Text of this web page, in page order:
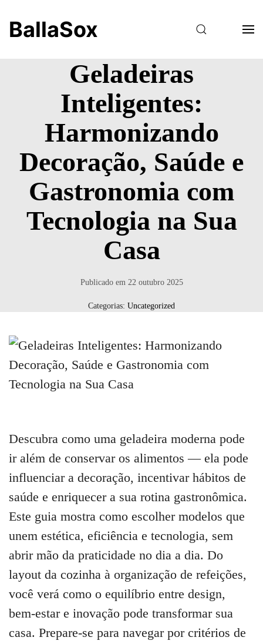
BallaSox
Geladeiras
Inteligentes:
Harmonizando
Decoração, Saúde e
Gastronomia com
Tecnologia na Sua
Casa
Publicado em 22 outubro 2025
Categorias: Uncategorized
Descubra como uma geladeira moderna pode
ir além de conservar os alimentos — ela pode
influenciar a decoração, incentivar hábitos de
saúde e enriquecer a sua rotina gastronômica.
Este guia mostra como escolher modelos que
unem estética, eficiência e tecnologia, sem
abrir mão da praticidade no dia a dia. Do
layout da cozinha à organização de refeições,
você verá como o equilíbrio entre design,
bem-estar e inovação pode transformar sua
casa. Prepare-se para navegar por critérios de